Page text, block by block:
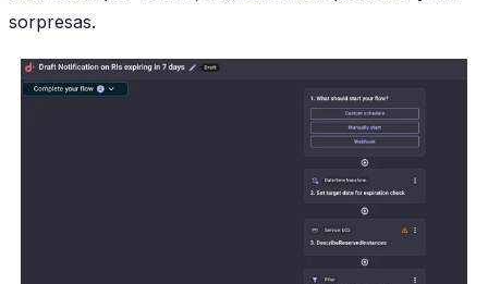
sorpresas.